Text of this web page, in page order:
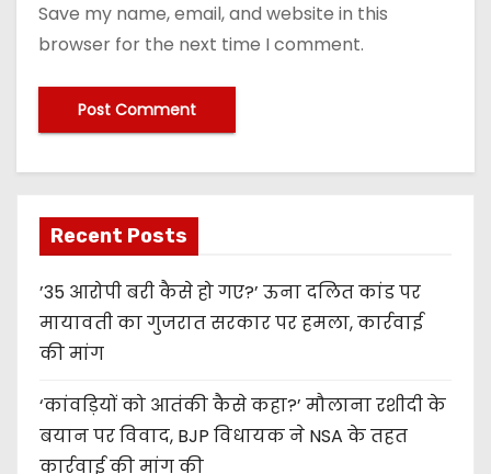
Save my name, email, and website in this
browser for the next time I comment.
Recent Posts
’35 आरोपी बरी कैसे हो गए?’ ऊना दलित कांड पर
मायावती का गुजरात सरकार पर हमला, कार्रवाई
की मांग
‘कांवड़ियों को आतंकी कैसे कहा?’ मौलाना रशीदी के
बयान पर विवाद, BJP विधायक ने NSA के तहत
कार्रवाई की मांग की